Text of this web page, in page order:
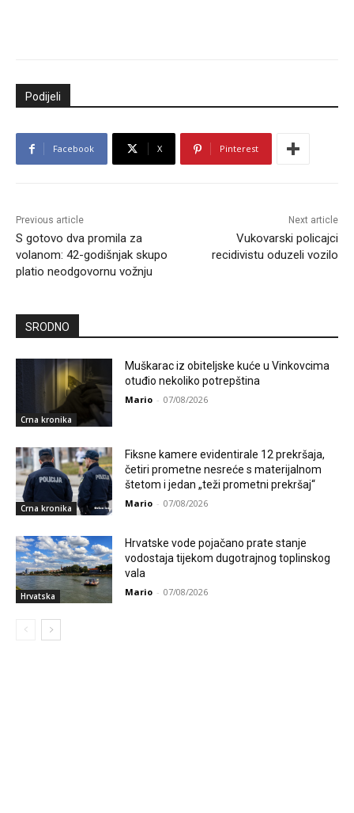
Podijeli
Facebook X Pinterest
Previous article
S gotovo dva promila za
volanom: 42-godišnjak skupo
platio neodgovornu vožnju
Next article
Vukovarski policajci
recidivistu oduzeli vozilo
SRODNO
Crna kronika
Muškarac iz obiteljske kuće u Vinkovcima
otuđio nekoliko potrepština
Mario - 07/08/2026
Crna kronika
Fiksne kamere evidentirale 12 prekršaja,
četiri prometne nesreće s materijalnom
štetom i jedan „teži prometni prekršaj“
Mario - 07/08/2026
Hrvatska
Hrvatske vode pojačano prate stanje
vodostaja tijekom dugotrajnog toplinskog
vala
Mario - 07/08/2026